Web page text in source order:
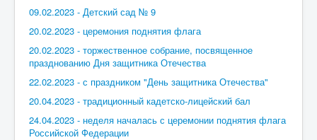
09.02.2023 - Детский сад № 9
20.02.2023 - церемония поднятия флага
20.02.2023 - торжественное собрание, посвященное
празднованию Дня защитника Отечества
22.02.2023 - с праздником "День защитника Отечества"
20.04.2023 - традиционный кадетско-лицейский бал
24.04.2023 - неделя началась с церемонии поднятия флага
Российской Федерации